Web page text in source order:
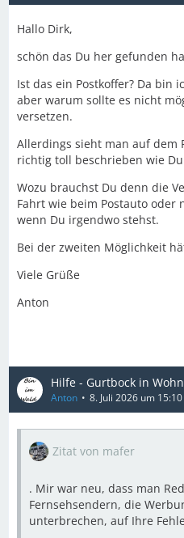
Hallo Dirk,
schön das Du her gefunden
Ist das ein Postkoffer? Da bin
aber warum sollte es nicht
versetzen.
Allerdings sieht man auf dem
richtig toll beschrieben wie
Wozu brauchst Du denn die
Fahrt wie beim Postauto
wenn Du irgendwo stehst.
Bei der zweiten Möglichkeit
Viele Grüße
Anton
Hilfe - Gurtbock in
Anton 8. Juli 2026 um 15:10
Zitat von mafer
. Mir war neu, dass man
Fernsehsendern, die
unterbrechen, auf Ihre